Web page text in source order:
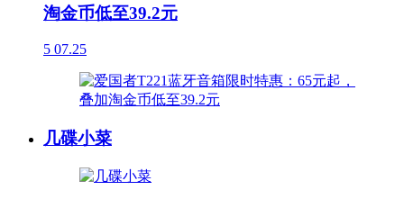
淘金币低至39.2元
5 07.25
几碟小菜